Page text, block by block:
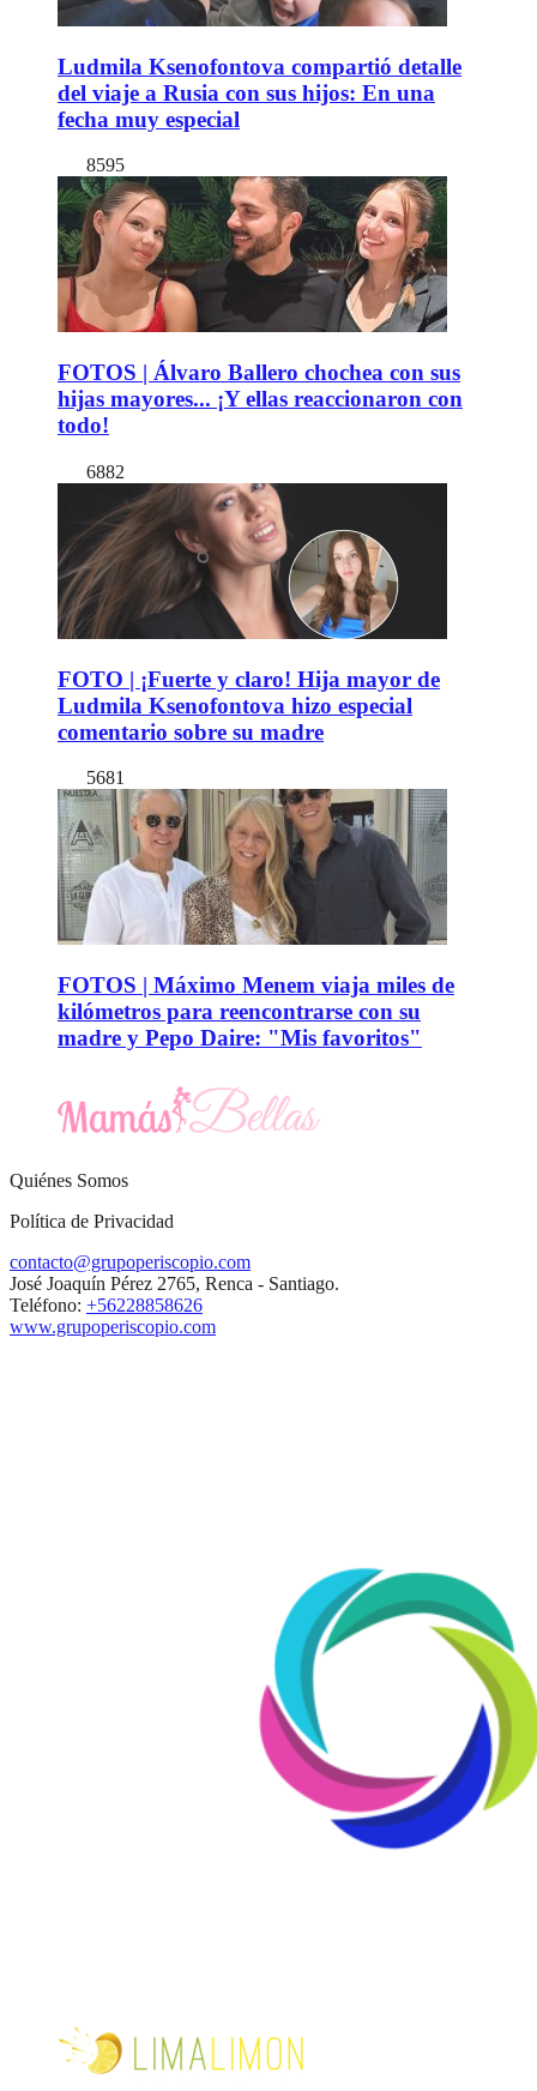
Ludmila Ksenofontova compartió detalle
del viaje a Rusia con sus hijos: En una
fecha muy especial
8595
FOTOS | Álvaro Ballero chochea con sus
hijas mayores... ¡Y ellas reaccionaron con
todo!
6882
FOTO | ¡Fuerte y claro! Hija mayor de
Ludmila Ksenofontova hizo especial
comentario sobre su madre
5681
FOTOS | Máximo Menem viaja miles de
kilómetros para reencontrarse con su
madre y Pepo Daire: "Mis favoritos"
Quiénes Somos
Política de Privacidad
contacto@grupoperiscopio.com
José Joaquín Pérez 2765, Renca - Santiago.
Teléfono: +56228858626
www.grupoperiscopio.com